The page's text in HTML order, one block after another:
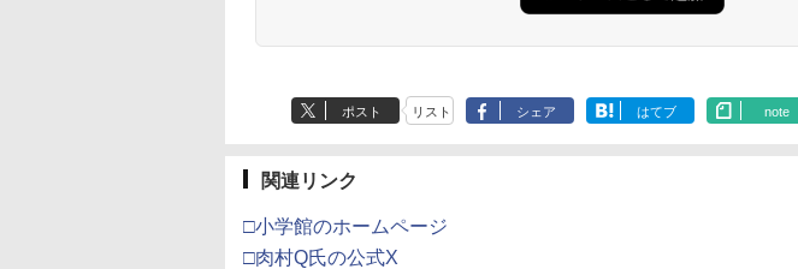
ポスト リスト シェア はてブ note
関連リンク
□小学館のホームページ
□肉村Q氏の公式X